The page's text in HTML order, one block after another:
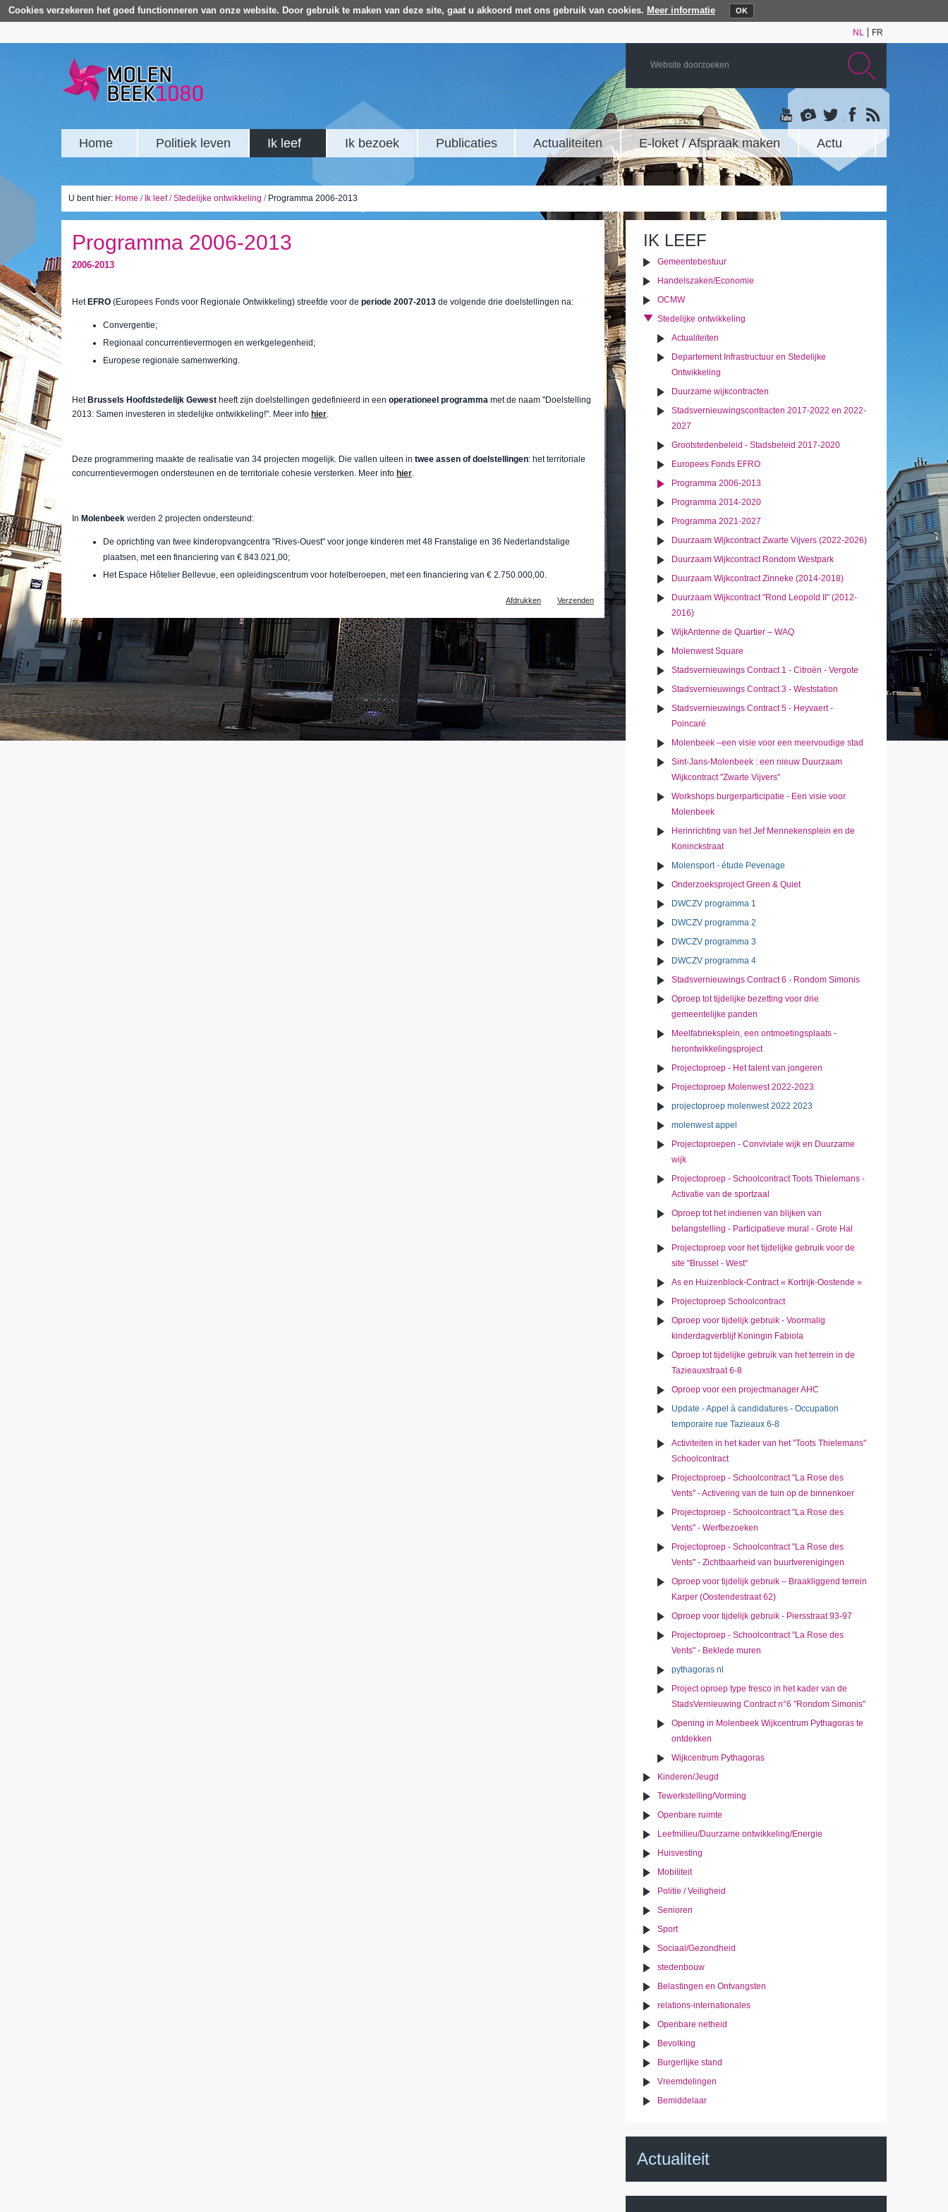
Cookies verzekeren het goed functionneren van onze website. Door gebruik te maken van deze site, gaat u akkoord met ons gebruik van cookies. Meer informatie OK
NL FR
Home Politiek leven Ik leef Ik bezoek Publicaties Actualiteiten E-loket / Afspraak maken Actu
U bent hier: Home / Ik leef /Stedelijke ontwikkeling / Programma 2006-2013
Programma 2006-2013
2006-2013
HetEFRO (Europees Fonds voor Regionale Ontwikkeling) streefde voor de periode 2007-2013 de volgende drie doelstellingen na:
Convergentie;
Regionaal concurrentievermogen en werkgelegenheid;
Europese regionale samenwerking.
HetBrussels Hoofdstedelijk Gewest heeft zijn doelstellingen gedefinieerd in een operationeel programma met de naam "Doelstelling
2013: Samen investeren in stedelijke ontwikkeling!". Meer info hier
Deze programmering maakte de realisatie van 34 projecten mogelijk. Die vallen uiteen in twee assen of doelstellingen: het territoriale
concurrentievermogen ondersteunen en de territoriale cohesie versterken. Meer info hier
In Molenbeek werden 2 projecten ondersteund:
De oprichting van twee kinderopvangcentra "Rives-Ouest" voor jonge kinderen met 48 Franstalige en 36 Nederlandstalige
plaatsen, met een financiering van € 843.021,00;
Het Espace Hôtelier Bellevue, een opleidingscentrum voor hotelberoepen, met een financiering van € 2.750.000,00.
Afdrukken Verzenden
IK LEEF
Gemeentebestuur
Handelszaken/Economie
OCMW
Stedelijke ontwikkeling
Actualiteiten
Departement Infrastructuur en Stedelijke
Ontwikkeling
Duurzame wijkcontracten
Stadsvernieuwingscontracten 2017-2022 en 2022-
2027
Grootstedenbeleid - Stadsbeleid 2017-2020
Europees Fonds EFRO
Programma 2006-2013
Programma 2014-2020
Programma 2021-2027
Duurzaam Wijkcontract Zwarte Vijvers (2022-2026)
Duurzaam Wijkcontract Rondom Westpark
Duurzaam Wijkcontract Zinneke (2014-2018)
Duurzaam Wijkcontract "Rond Leopold II" (2012-
2016)
WijkAntenne de Quartier – WAQ
Molenwest Square
Stadsvernieuwings Contract 1 - Citroën - Vergote
Stadsvernieuwings Contract 3 - Weststation
Stadsvernieuwings Contract 5 - Heyvaert -
Poincaré
Molenbeek –een visie voor een meervoudige stad
Sint-Jans-Molenbeek : een nieuw Duurzaam
Wijkcontract "Zwarte Vijvers"
Workshops burgerparticipatie - Een visie voor
Molenbeek
Herinrichting van het Jef Mennekensplein en de
Koninckstraat
Molensport - étude Pevenage
Onderzoeksproject Green & Quiet
DWCZV programma 1
DWCZV programma 2
DWCZV programma 3
DWCZV programma 4
Stadsvernieuwings Contract 6 - Rondom Simonis
Oproep tot tijdelijke bezetting voor drie
gemeentelijke panden
Meelfabrieksplein, een ontmoetingsplaats -
herontwikkelingsproject
Projectoproep - Het talent van jongeren
Projectoproep Molenwest 2022-2023
projectoproep molenwest 2022 2023
molenwest appel
Projectoproepen - Conviviale wijk en Duurzame
wijk
Projectoproep - Schoolcontract Toots Thielemans -
Activatie van de sportzaal
Oproep tot het indienen van blijken van
belangstelling - Participatieve mural - Grote Hal
Projectoproep voor het tijdelijke gebruik voor de
site "Brussel - West"
As en Huizenblock-Contract « Kortrijk-Oostende »
Projectoproep Schoolcontract
Oproep voor tijdelijk gebruik - Voormalig
kinderdagverblijf Koningin Fabiola
Oproep tot tijdelijke gebruik van het terrein in de
Tazieauxstraat 6-8
Oproep voor een projectmanager AHC
Update - Appel à candidatures - Occupation
temporaire rue Tazieaux 6-8
Activiteiten in het kader van het "Toots Thielemans"
Schoolcontract
Projectoproep - Schoolcontract "La Rose des
Vents" - Activering van de tuin op de binnenkoer
Projectoproep - Schoolcontract "La Rose des
Vents" - Werfbezoeken
Projectoproep - Schoolcontract "La Rose des
Vents" - Zichtbaarheid van buurtverenigingen
Oproep voor tijdelijk gebruik – Braakliggend terrein
Karper (Oostendestraat 62)
Oproep voor tijdelijk gebruik - Piersstraat 93-97
Projectoproep - Schoolcontract "La Rose des
Vents" - Beklede muren
pythagoras nl
Project oproep type fresco in het kader van de
StadsVernieuwing Contract n°6 "Rondom Simonis"
Opening in Molenbeek Wijkcentrum Pythagoras te
ontdekken
Wijkcentrum Pythagoras
Kinderen/Jeugd
Tewerkstelling/Vorming
Openbare ruimte
Leefmilieu/Duurzame ontwikkeling/Energie
Huisvesting
Mobiliteit
Politie / Veiligheid
Senioren
Sport
Sociaal/Gezondheid
stedenbouw
Belastingen en Ontvangsten
relations-internationales
Openbare netheid
Bevolking
Burgerlijke stand
Vreemdelingen
Bemiddelaar
Actualiteit